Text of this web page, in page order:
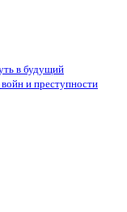
в будущий
и преступности